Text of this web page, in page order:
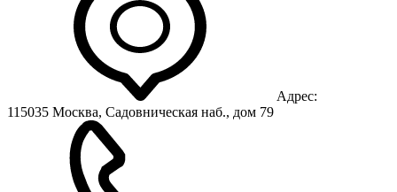
Адрес:
115035 Москва, Садовническая наб., дом 79